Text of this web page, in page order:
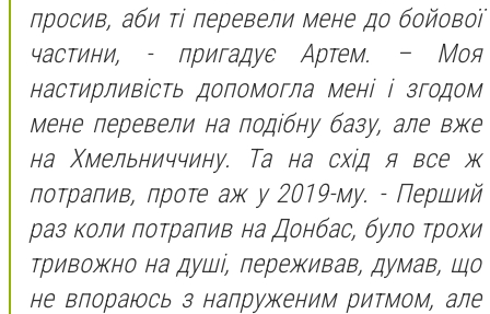
просив, аби ті перевели мене до бойової
частини, - пригадує Артем. – Моя
настирливість допомогла мені і згодом
мене перевели на подібну базу, але вже
на Хмельниччину. Та на схід я все ж
потрапив, проте аж у 2019-му. - Перший
раз коли потрапив на Донбас, було трохи
тривожно на душі, переживав, думав, що
не впораюсь з напруженим ритмом, але